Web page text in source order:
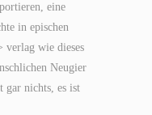
eine
in epischen
verlag wie dieses
Neugier
gar nichts, es ist